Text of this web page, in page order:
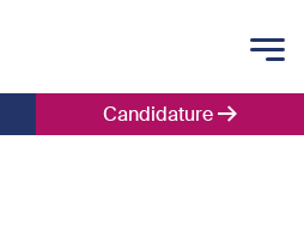
Candidature